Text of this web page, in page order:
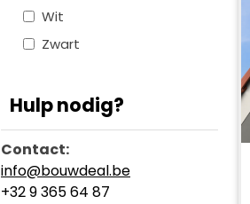
Wit
Zwart
Hulp nodig?
Contact:
info@bouwdeal.be
+32 9 365 64 87